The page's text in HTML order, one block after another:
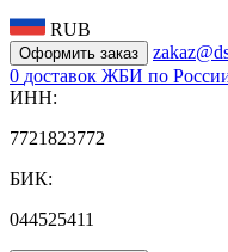
RUB
Оформить заказ
0 доставок ЖБИ по
ИНН:
7721823772
БИК:
044525411